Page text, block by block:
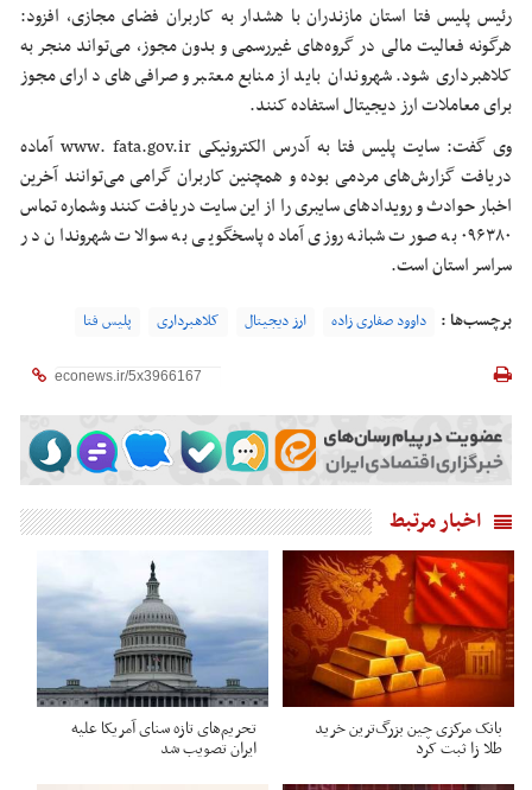
رئیس پلیس فتا استان مازندران با هشدار به کاربران فضای مجازی، افزود:
هرگونه فعالیت مالی در گروه‌های غیررسمی و بدون مجوز، می‌تواند منجر به
کلاهبرداری شود. شهروندان باید از منابع معتبر و صرافی‌های دارای مجوز
برای معاملات ارز دیجیتال استفاده کنند.
وی گفت: سایت پلیس فتا به آدرس الکترونیکی www. fata.gov.ir آماده
دریافت گزارش‌های مردمی بوده و همچنین کاربران گرامی می‌توانند آخرین
اخبار حوادث و رویدادهای سایبری را از این سایت دریافت کنند وشماره تماس
۰۹۶۳۸۰ به صورت شبانه روزی آماده پاسخگویی به سوالات شهروندان در
سراسر استان است.
برچسب‌ها : داوود صفاری زاده ارز دیجیتال کلاهبرداری پلیس فتا
اخبار مرتبط
بانک مرکزی چین بزرگ‌ترین خرید
طلا زا ثبت کرد
تحریم‌های تازه سنای آمریکا علیه
ایران تصویب شد